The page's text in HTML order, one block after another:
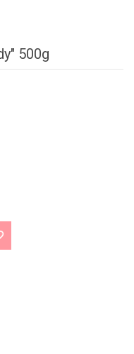
500g